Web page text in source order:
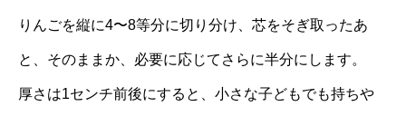
りんごを縦に4〜8等分に切り分け、芯をそぎ取ったあ
と、そのままか、必要に応じてさらに半分にします。
厚さは1センチ前後にすると、小さな子どもでも持ちや